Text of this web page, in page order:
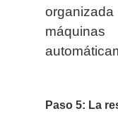
Paso 5: La